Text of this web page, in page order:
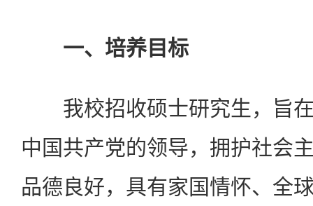
一、培养目标
我校招收硕士研究生，旨在
中国共产党的领导，拥护社会
品德良好，具有家国情怀、全